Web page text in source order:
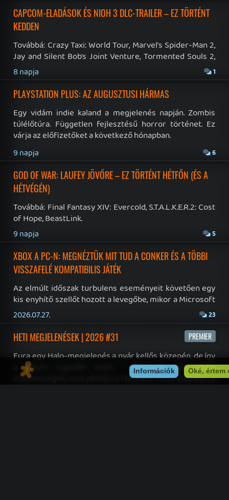
19 éve videójáték minden nap! Copyright 365 Media Kft
Impresszum | Hirdetési ajánlatunk |
Felhasználási feltételek
Adatvédelmi elveink
|
Sütik
Hírek | Cikkek | Podcastok | Blogok |
Instagram | Youtube Facebook
Twitter |